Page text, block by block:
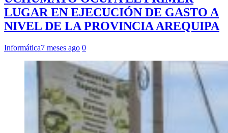
LUGAR EN EJECUCIÓN DE GASTO A
NIVEL DE LA PROVINCIA AREQUIPA
Informática7 meses ago 0